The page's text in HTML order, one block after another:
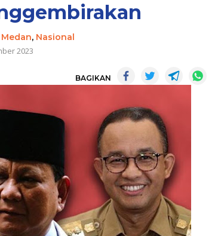
Medan, Nasional
2023
BAGIKAN